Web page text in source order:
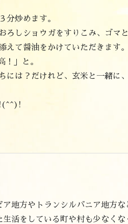
分炒めます。
ろしショウガをすりこみ、ゴマ
えて醤油をかけていただきます。
！」と。
には？だけれど、玄米と一緒に
!(^^)!
ア地方やトランシルバニア地方
生活をしている町や村も少なく